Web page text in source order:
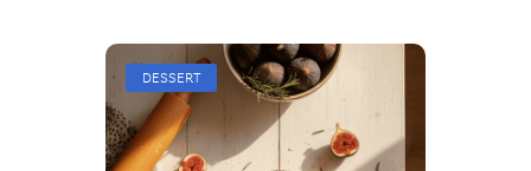
DESSERT